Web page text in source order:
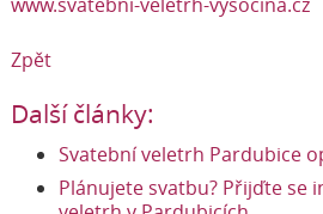
Zpět
Další články:
Svatební veletrh Pardubice
Plánujete svatbu? Přijďte se